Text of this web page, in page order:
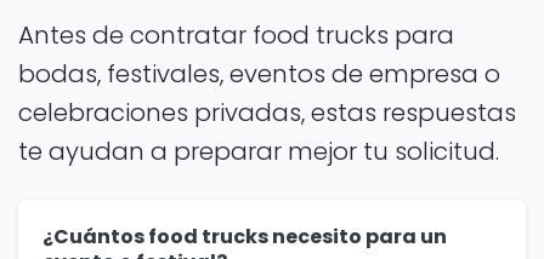
Antes de contratar food trucks para
bodas, festivales, eventos de empresa o
celebraciones privadas, estas respuestas
te ayudan a preparar mejor tu solicitud.
¿Cuántos food trucks necesito para un